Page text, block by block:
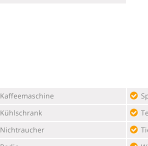
Kaffeemaschine
Kühlschrank
Nichtraucher